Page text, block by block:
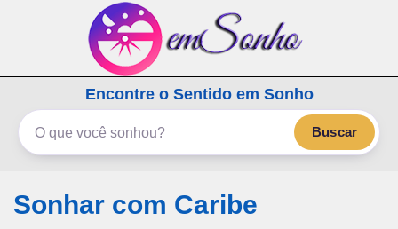
emSonho.com
Os sonhos significam mais
Encontre o Sentido em Sonho
Buscar
Sonhar com Caribe